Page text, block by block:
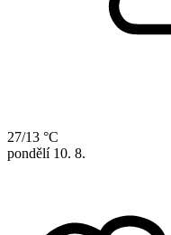
27/13 °C
pondělí 10. 8.